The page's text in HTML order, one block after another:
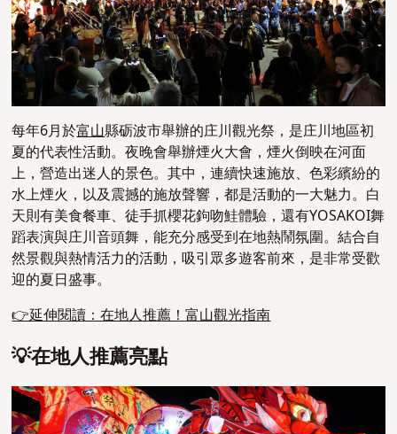
每年6月於富山縣砺波市舉辦的庄川觀光祭，是庄川地區初
夏的代表性活動。夜晚會舉辦煙火大會，煙火倒映在河面
上，營造出迷人的景色。其中，連續快速施放、色彩繽紛的
水上煙火，以及震撼的施放聲響，都是活動的一大魅力。白
天則有美食餐車、徒手抓櫻花鉤吻鮭體驗，還有YOSAKOI舞
蹈表演與庄川音頭舞，能充分感受到在地熱鬧氛圍。結合自
然景觀與熱情活力的活動，吸引眾多遊客前來，是非常受歡
迎的夏日盛事。
👉延伸閱讀：在地人推薦！富山觀光指南
💡在地人推薦亮點